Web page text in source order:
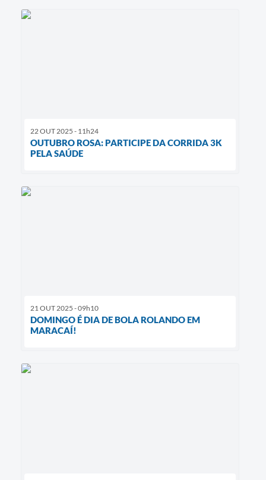
22 OUT 2025 - 11h24
OUTUBRO ROSA: PARTICIPE DA CORRIDA 3K
PELA SAÚDE
21 OUT 2025 - 09h10
DOMINGO É DIA DE BOLA ROLANDO EM
MARACAÍ!